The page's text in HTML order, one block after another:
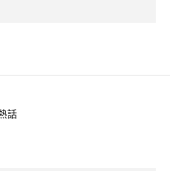
話